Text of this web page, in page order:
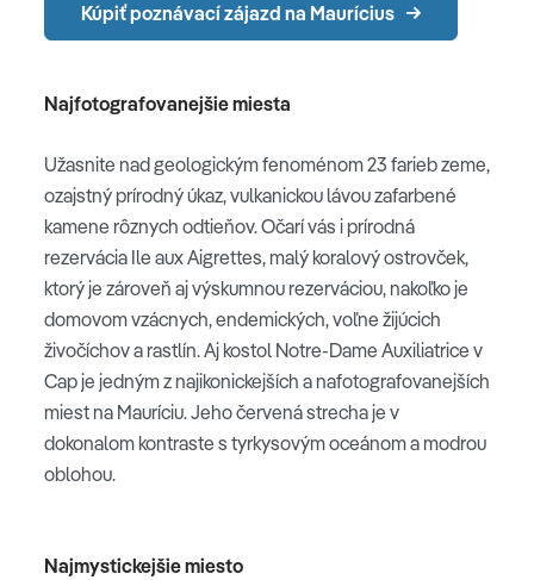
Kúpiť poznávací zájazd na Maurícius
Najfotografovanejšie miesta
Užasnite nad geologickým fenoménom 23 farieb zeme,
ozajstný prírodný úkaz, vulkanickou lávou zafarbené
kamene rôznych odtieňov. Očarí vás i prírodná
rezervácia Ile aux Aigrettes, malý koralový ostrovček,
ktorý je zároveň aj výskumnou rezerváciou, nakoľko je
domovom vzácnych, endemických, voľne žijúcich
živočíchov a rastlín. Aj kostol Notre-Dame Auxiliatrice v
Cap je jedným z najikonickejších a nafotografovanejších
miest na Mauríciu. Jeho červená strecha je v
dokonalom kontraste s tyrkysovým oceánom a modrou
oblohou.
Najmystickejšie miesto